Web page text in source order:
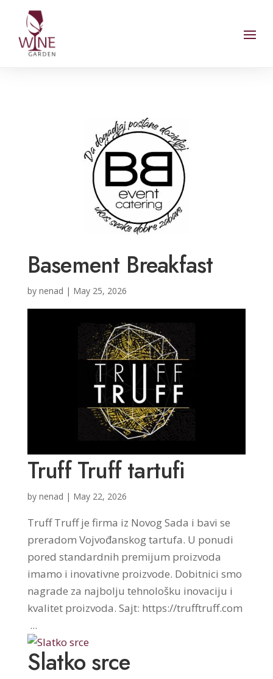
Basement Breakfast
by nenad | May 25, 2026
Truff Truff tartufi
by nenad | May 22, 2026
Truff Truff je firma iz Novog Sada i bavi se
preradom Vojvođanskog tartufa. U ponudi
pored standardnih premijum proizvoda
imamo i inovativne proizvode. Dobitnici smo
nagrade za najbolju tehnološku inovaciju i
kvalitet proizvoda. Sajt: https://trufftruff.com
...
Slatko srce